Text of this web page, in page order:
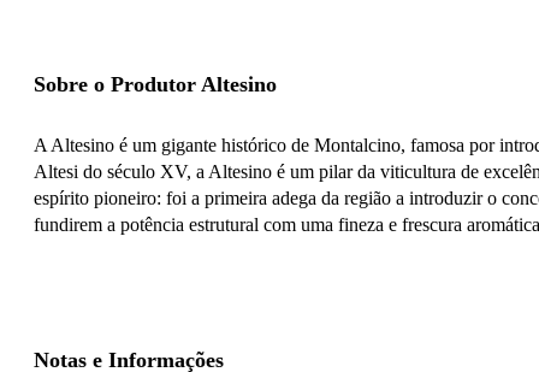
Sobre o Produtor Altesino
A Altesino é um gigante histórico de Montalcino, famosa por
Altesi do século XV, a Altesino é um pilar da viticultura de
espírito pioneiro: foi a primeira adega da região a introduzir o
fundirem a potência estrutural com uma fineza e frescura
Notas e Informações